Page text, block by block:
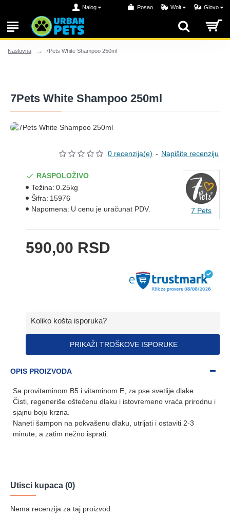
Nalog Posao Wolt Glovo
Naslovna 7Pets White Shampoo 250ml
7Pets White Shampoo 250ml
0 recenzija(e) - Napišite recenziju
590,00 RSD
RASPOLOŽIVO
Težina: 0.25kg
Šifra: 15976
Napomena: U cenu je uračunat PDV. 7 Pets
Koliko košta isporuka?
PRIKAŽI TROŠKOVE ISPORUKE
OPIS PROIZVODA
Sa provitaminom B5 i vitaminom E, za pse svetlije dlake.
Čisti, regeneriše oštećenu dlaku i istovremeno vraća prirodnu i
sjajnu boju krzna.
Naneti šampon na pokvašenu dlaku, utrljati i ostaviti 2-3
minute, a zatim nežno isprati.
Utisci kupaca (0)
Nema recenzija za taj proizvod.